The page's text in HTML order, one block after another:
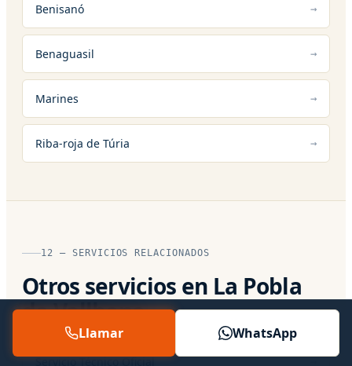
Benisanó
Benaguasil
Marines
Riba-roja de Túria
12 — SERVICIOS RELACIONADOS
Otros servicios en La Pobla
de Vallbona
Servicio Técnico Oficial
Llamar WhatsApp